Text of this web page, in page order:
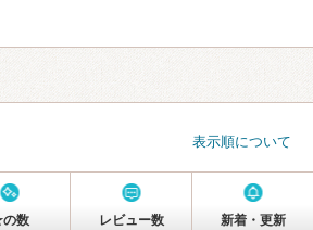
表示順について
数 レビュー数 新着・更新